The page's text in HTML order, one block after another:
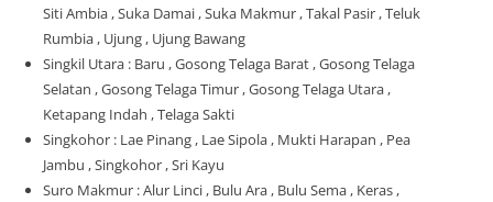
Siti Ambia , Suka Damai , Suka Makmur , Takal Pasir , Teluk
Rumbia , Ujung , Ujung Bawang
Singkil Utara : Baru , Gosong Telaga Barat , Gosong Telaga
Selatan , Gosong Telaga Timur , Gosong Telaga Utara ,
Ketapang Indah , Telaga Sakti
Singkohor : Lae Pinang , Lae Sipola , Mukti Harapan , Pea
Jambu , Singkohor , Sri Kayu
Suro Makmur : Alur Linci , Bulu Ara , Bulu Sema , Keras ,